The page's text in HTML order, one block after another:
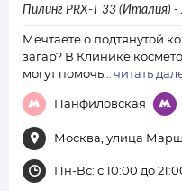
Пилинг PRX-T 33 (Италия) -
Мечтаете о подтянутой
загар? В Клинике
могут помочь…читать
Панфиловская
Москва, улица
Пн-Вс: с 10:00 до